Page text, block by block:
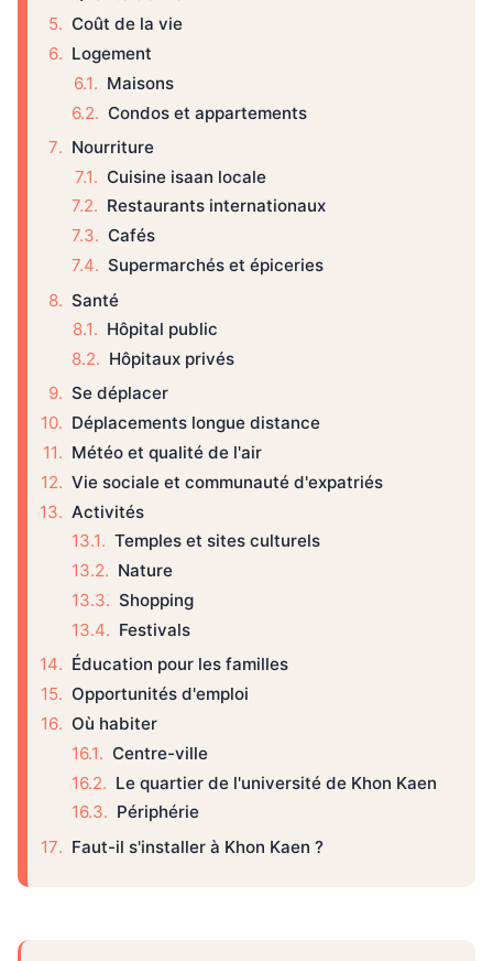
Coût de la vie
Logement
Maisons
Condos et appartements
Nourriture
Cuisine isaan locale
Restaurants internationaux
Cafés
Supermarchés et épiceries
Santé
Hôpital public
Hôpitaux privés
Se déplacer
Déplacements longue distance
Météo et qualité de l'air
Vie sociale et communauté d'expatriés
Activités
Temples et sites culturels
Nature
Shopping
Festivals
Éducation pour les familles
Opportunités d'emploi
Où habiter
Centre-ville
Le quartier de l'université de Khon Kaen
Périphérie
Faut-il s'installer à Khon Kaen ?